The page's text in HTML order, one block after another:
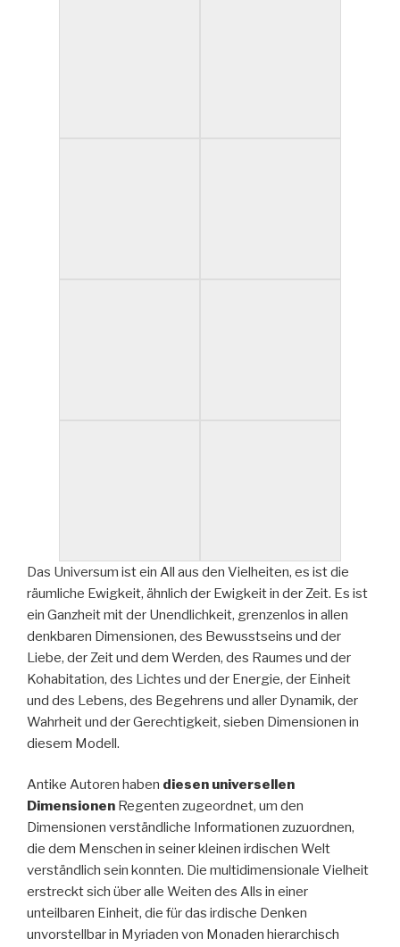
Das Universum ist ein All aus den Vielheiten, es ist die
räumliche Ewigkeit, ähnlich der Ewigkeit in der Zeit. Es ist
ein Ganzheit mit der Unendlichkeit, grenzenlos in allen
denkbaren Dimensionen, des Bewusstseins und der
Liebe, der Zeit und dem Werden, des Raumes und der
Kohabitation, des Lichtes und der Energie, der Einheit
und des Lebens, des Begehrens und aller Dynamik, der
Wahrheit und der Gerechtigkeit, sieben Dimensionen in
diesem Modell.
Antike Autoren haben diesen universellen
Dimensionen Regenten zugeordnet, um den
Dimensionen verständliche Informationen zuzuordnen,
die dem Menschen in seiner kleinen irdischen Welt
verständlich sein konnten. Die multidimensionale Vielheit
erstreckt sich über alle Weiten des Alls in einer
unteilbaren Einheit, die für das irdische Denken
unvorstellbar in Myriaden von Monaden hierarchisch